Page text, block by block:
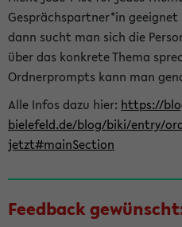
Gesprächspartner*in
dann sucht man sich die
über das konkrete Thema
Ordnerprompts kann man
Alle Infos dazu hier: https://
bielefeld.de/blog/biki/entry/
jetzt#mainSection
Feedback